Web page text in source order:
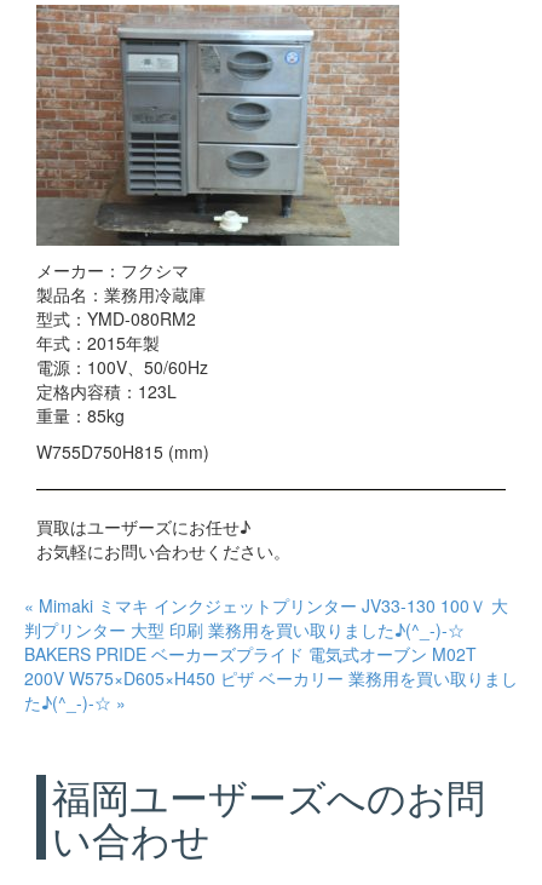
メーカー：フクシマ
製品名：業務用冷蔵庫
型式：YMD-080RM2
年式：2015年製
電源：100V、50/60Hz
定格内容積：123L
重量：85kg
W755D750H815 (mm)
買取はユーザーズにお任せ♪
お気軽にお問い合わせください。
« Mimaki ミマキ インクジェットプリンター JV33-130 100Ｖ 大
判プリンター 大型 印刷 業務用を買い取りました♪(^_-)-☆
BAKERS PRIDE ベーカーズプライド 電気式オーブン M02T
200V W575×D605×H450 ピザ ベーカリー 業務用を買い取りまし
た♪(^_-)-☆ »
福岡ユーザーズへのお問
い合わせ